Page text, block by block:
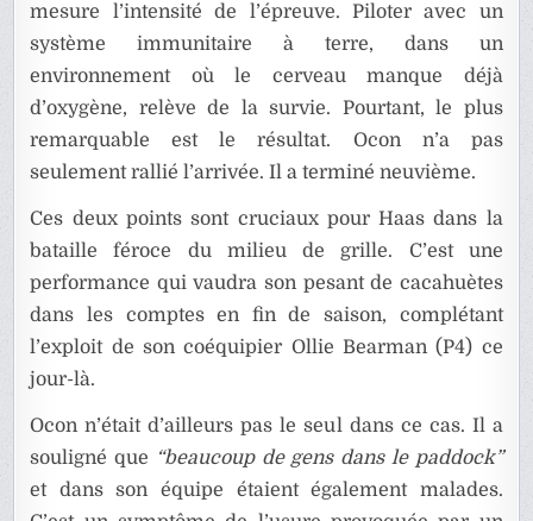
mesure l’intensité de l’épreuve. Piloter avec un
système immunitaire à terre, dans un
environnement où le cerveau manque déjà
d’oxygène, relève de la survie. Pourtant, le plus
remarquable est le résultat. Ocon n’a pas
seulement rallié l’arrivée. Il a terminé neuvième.
Ces deux points sont cruciaux pour Haas dans la
bataille féroce du milieu de grille. C’est une
performance qui vaudra son pesant de cacahuètes
dans les comptes en fin de saison, complétant
l’exploit de son coéquipier Ollie Bearman (P4) ce
jour-là.
Ocon n’était d’ailleurs pas le seul dans ce cas. Il a
souligné que “beaucoup de gens dans le paddock”
et dans son équipe étaient également malades.